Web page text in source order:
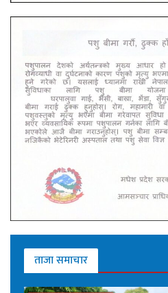
ताजा समाचार